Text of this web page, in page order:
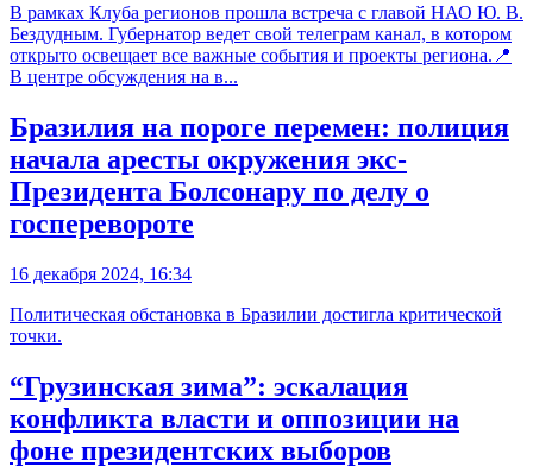
В рамках Клуба регионов прошла встреча с главой НАО Ю. В.
Бездудным. Губернатор ведет свой телеграм канал, в котором
открыто освещает все важные события и проекты региона.📍
В центре обсуждения на в...
Бразилия на пороге перемен: полиция
начала аресты окружения экс-
Президента Болсонару по делу о
госперевороте
16 декабря 2024, 16:34
Политическая обстановка в Бразилии достигла критической
точки.
“Грузинская зима”: эскалация
конфликта власти и оппозиции на
фоне президентских выборов